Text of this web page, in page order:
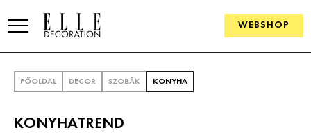
WEBSHOP
FŐOLDAL DECOR SZOBÁK KONYHA
KONYHATREND